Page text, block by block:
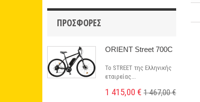
ΠΡΟΣΦΟΡΈΣ
ORIENT Street 700C
Το STREET της Ελληνικής
εταιρείας...
1 415,00 € 1 467,00 €